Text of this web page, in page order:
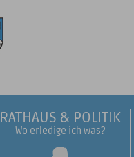
RATHAUS & POLITIK
Wo erledige ich was?